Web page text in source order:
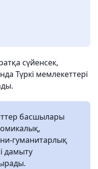
сүйенсек,
Түркі мемлекеттері
басшылары
гуманитарлық
дамыту